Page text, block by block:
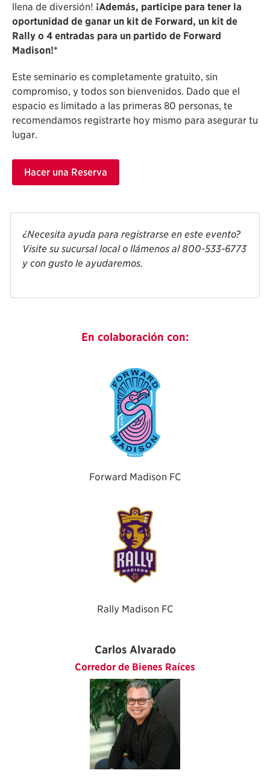
llena de diversión! ¡Además, participe para tener la
oportunidad de ganar un kit de Forward, un kit de
Rally o 4 entradas para un partido de Forward
Madison!*
Este seminario es completamente gratuito, sin
compromiso, y todos son bienvenidos. Dado que el
espacio es limitado a las primeras 80 personas, te
recomendamos registrarte hoy mismo para asegurar tu
lugar.
Hacer una Reserva
¿Necesita ayuda para registrarse en este evento?
Visite su sucursal local o llámenos al 800-533-6773
y con gusto le ayudaremos.
En colaboración con:
Forward Madison FC
Rally Madison FC
Carlos Alvarado
Corredor de Bienes Raíces